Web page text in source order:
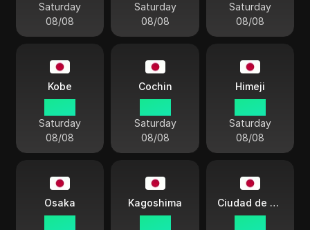
Saturday
08/08
Saturday
08/08
Saturday
08/08
Kobe
Saturday
08/08
Cochin
Saturday
08/08
Himeji
Saturday
08/08
Osaka Kagoshima Ciudad de Tsu